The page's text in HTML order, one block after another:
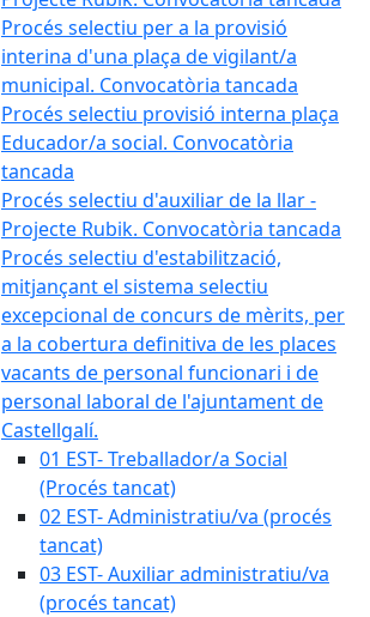
Procés selectiu per a la provisió
interina d'una plaça de vigilant/a
municipal. Convocatòria tancada
Procés selectiu provisió interna plaça
Educador/a social. Convocatòria
tancada
Procés selectiu d'auxiliar de la llar -
Projecte Rubik. Convocatòria tancada
Procés selectiu d'estabilització,
mitjançant el sistema selectiu
excepcional de concurs de mèrits, per
a la cobertura definitiva de les places
vacants de personal funcionari i de
personal laboral de l'ajuntament de
Castellgalí.
01 EST- Treballador/a Social
(Procés tancat)
02 EST- Administratiu/va (procés
tancat)
03 EST- Auxiliar administratiu/va
(procés tancat)